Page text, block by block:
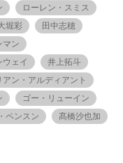
ローレン・スミス
堀彩
田中志穂
マン
ウェイ
井上拓斗
ン・アルディアント
ゴー・リューイン
ペンスン
髙橋沙也加